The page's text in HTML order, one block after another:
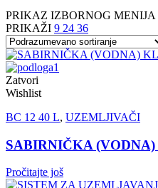
PRIKAZ IZBORNOG MENIJA
PRIKAŽI 9 24 36
Zatvori
Wishlist
BC 12 40 L, UZEMLJIVAČI
SABIRNIČKA
Pročitajte još